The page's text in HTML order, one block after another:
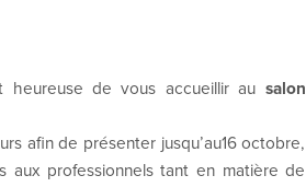
heureuse de vous accueillir au salon
afin de présenter jusqu’au16 octobre,
aux professionnels tant en matière de